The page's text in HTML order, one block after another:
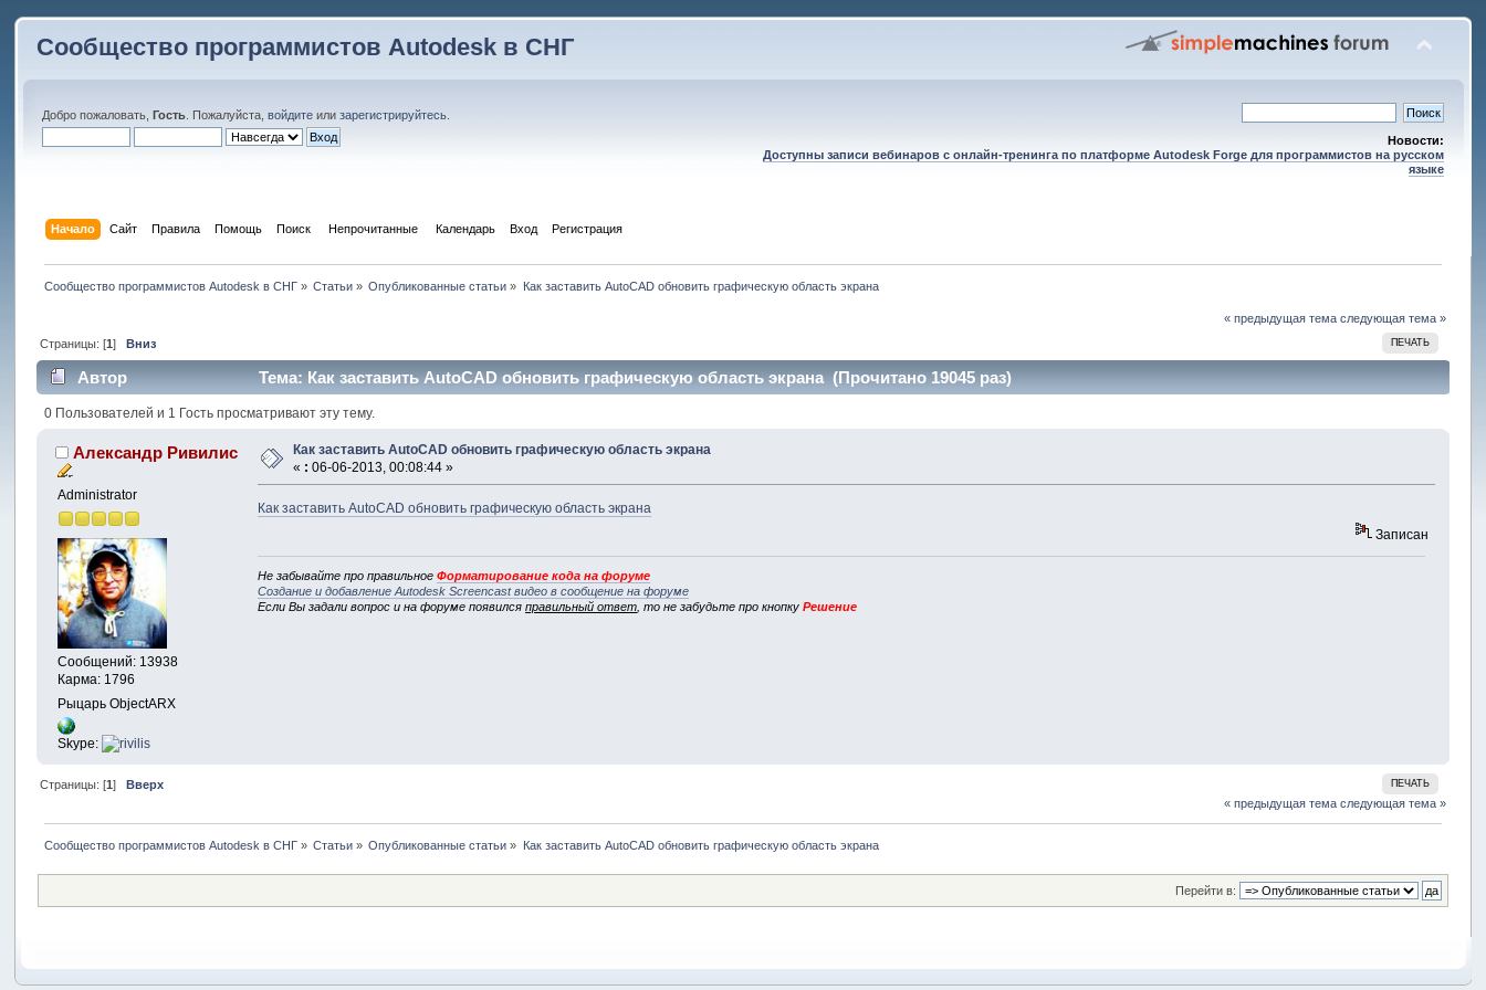
Сообщество программистов Autodesk в СНГ
Добро пожаловать,Гость . Пожалуйста,войдите илизарегистрируйтесь
Новости:
Доступны записи вебинаров с онлайн-тренинга по платформе Autodesk Forge для программистов на русском
языке
Начало Сайт Правила Помощь Поиск Непрочитанные Календарь Вход Регистрация
Сообщество программистов Autodesk в СНГ» Статьи » Опубликованные статьи » Как заставить AutoCAD обновить графическую область экрана
« предыдущая тема следующая тема »
ПЕЧАТЬ
Страницы: [1] Вниз
Автор Тема: Как заставить AutoCAD обновить графическую область экрана (Прочитано 19045 раз)
0 Пользователей и 1 Гость просматривают эту тему.
Александр Ривилис
Administrator
Сообщений: 13938
Карма: 1796
Рыцарь ObjectARX
Skype:
Как заставить AutoCAD обновить графическую область экрана
« : 06-06-2013, 00:08:44 »
Как заставить AutoCAD обновить графическую область экрана
Записан
Не забывайте про правильноеФорматирование кода на форуме
Создание и добавление Autodesk Screencast видео в сообщение на форуме
Если Вы задали вопрос и на форуме появилсяправильный ответ , то не забудьте про кнопкуРешение
ПЕЧАТЬ
Страницы: [1] Вверх
« предыдущая тема следующая тема »
Сообщество программистов Autodesk в СНГ» Статьи » Опубликованные статьи » Как заставить AutoCAD обновить графическую область экрана
Перейти в: